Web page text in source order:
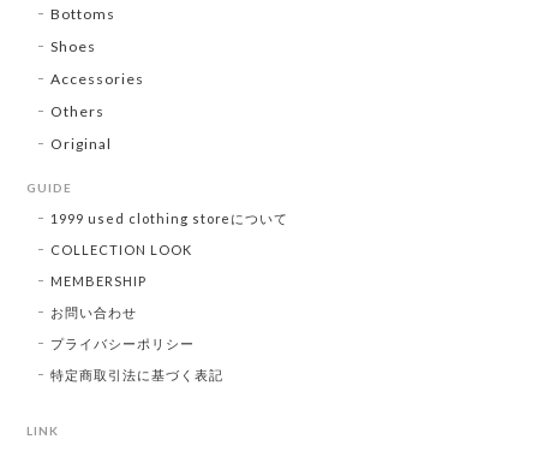
Bottoms
Shoes
Accessories
Others
Original
GUIDE
1999 used clothing storeについて
COLLECTION LOOK
MEMBERSHIP
お問い合わせ
プライバシーポリシー
特定商取引法に基づく表記
LINK